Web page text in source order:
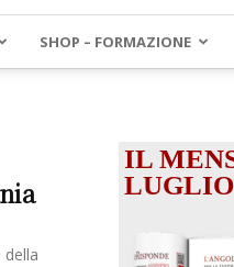
SHOP – FORMAZIONE
della
IL